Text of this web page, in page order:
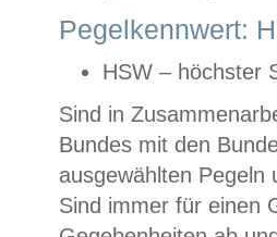
Pegelkennwert:
HSW – höchster
Sind in
Bundes mit den
ausgewählten
Sind immer für einen